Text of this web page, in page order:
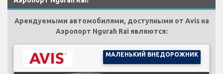
Арендуемыми автомобилями, доступными от Avis на
Аэропорт Ngurah Rai являются:
МАЛЕНЬКИЙ ВНЕДОРОЖНИК